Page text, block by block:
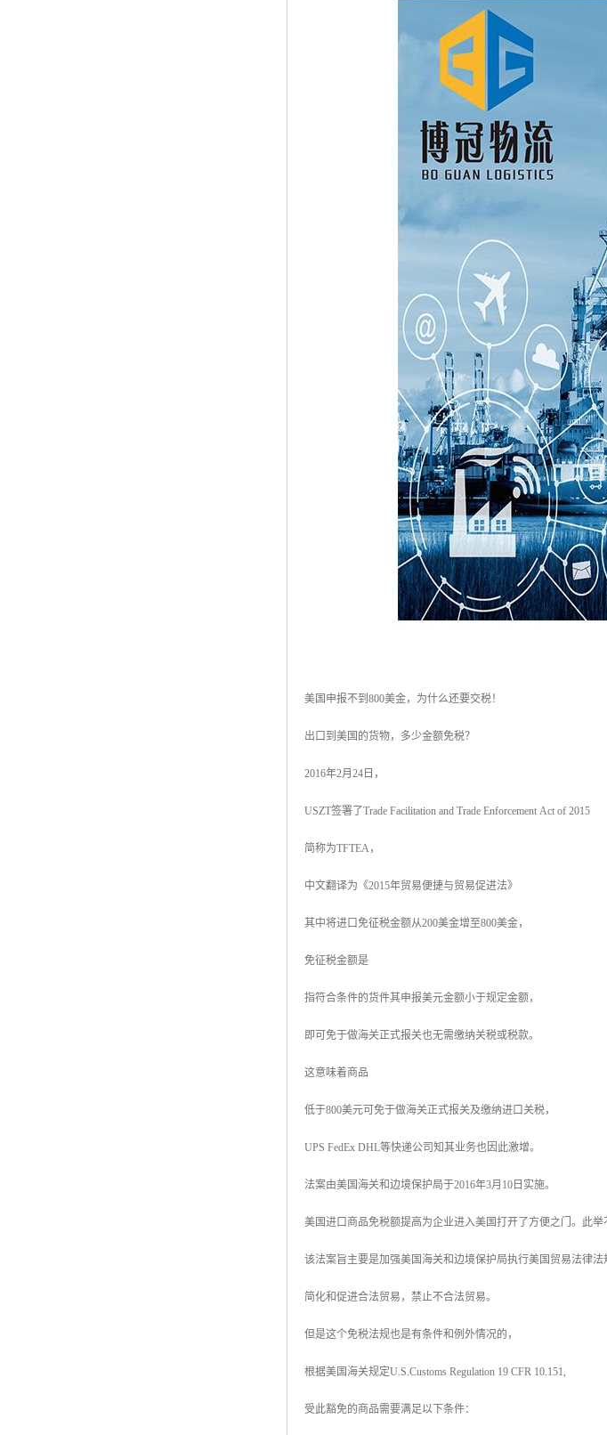
美国申报不到800美金，为什么还要交税！
出口到美国的货物，多少金额免税？
2016年2月24日，
USZT签署了Trade Facilitation and Trade Enforcement Act of 2015
简称为TFTEA，
中文翻译为《2015年贸易便捷与贸易促进法》
其中将进口免征税金额从200美金增至800美金，
免征税金额是
指符合条件的货件其申报美元金额小于规定金额，
即可免于做海关正式报关也无需缴纳关税或税款。
这意味着商品
低于800美元可免于做海关正式报关及缴纳进口关税，
UPS FedEx DHL等快递公司知其业务也因此激增。
法案由美国海关和边境保护局于2016年3月10日实施。
美国进口商品免税额提高为企业进入美国打开了方便之门。此
该法案旨主要是加强美国海关和边境保护局执行美国贸易法律法
简化和促进合法贸易，禁止不合法贸易。
但是这个免税法规也是有条件和例外情况的，
根据美国海关规定U.S.Customs Regulation 19 CFR 10.151,
受此豁免的商品需要满足以下条件：